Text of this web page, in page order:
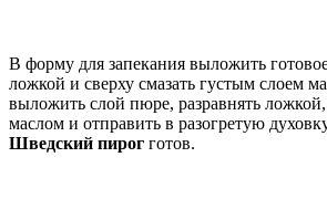
В форму для запекания выложить
ложкой и сверху смазать густым слоем
выложить слой пюре, разравнять
маслом и отправить в разогретую
Шведский пирог готов.